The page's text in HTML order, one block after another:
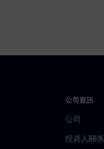
公司資訊
公司
投資人關係